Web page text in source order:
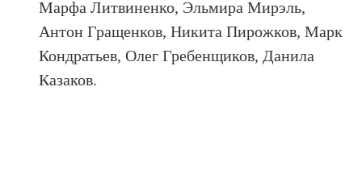
Марфа Литвиненко, Эльмира Мирэль,
Антон Гращенков, Никита Пирожков, Марк
Кондратьев, Олег Гребенщиков, Данила
Казаков.